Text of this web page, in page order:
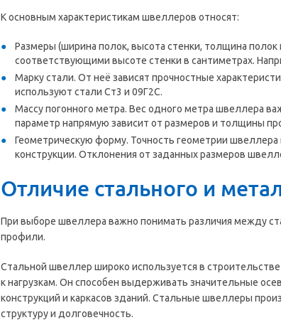
К основным характеристикам швеллеров относят:
Размеры (ширина полок, высота стенки, толщина
соответствующими высоте стенки в сантиметрах.
Марку стали. От неё зависят прочностные
используют стали Ст3 и 09Г2С.
Массу погонного метра. Вес одного метра швеллера
параметр напрямую зависит от размеров и толщины
Геометрическую форму. Точность геометрии швеллера
конструкции. Отклонения от заданных размеров
Отличие стального и
При выборе швеллера важно понимать различия между
профили.
Стальной швеллер широко используется в
к нагрузкам. Он способен выдерживать значительные
конструкций и каркасов зданий. Стальные швеллеры
структуру и долговечность.